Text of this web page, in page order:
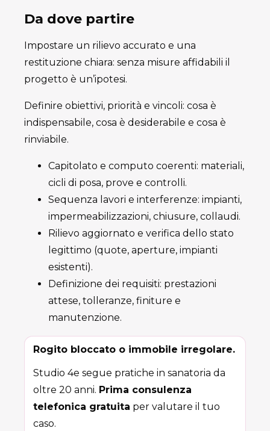
Da dove partire
Impostare un rilievo accurato e una
restituzione chiara: senza misure affidabili il
progetto è un’ipotesi.
Definire obiettivi, priorità e vincoli: cosa è
indispensabile, cosa è desiderabile e cosa è
rinviabile.
Capitolato e computo coerenti: materiali,
cicli di posa, prove e controlli.
Sequenza lavori e interferenze: impianti,
impermeabilizzazioni, chiusure, collaudi.
Rilievo aggiornato e verifica dello stato
legittimo (quote, aperture, impianti
esistenti).
Definizione dei requisiti: prestazioni
attese, tolleranze, finiture e
manutenzione.
Rogito bloccato o immobile irregolare.
Studio 4e segue pratiche in sanatoria da
oltre 20 anni. Prima consulenza
telefonica gratuita per valutare il tuo
caso.